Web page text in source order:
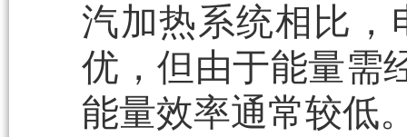
汽加热系统相比，
优，但由于能量需
能量效率通常较低